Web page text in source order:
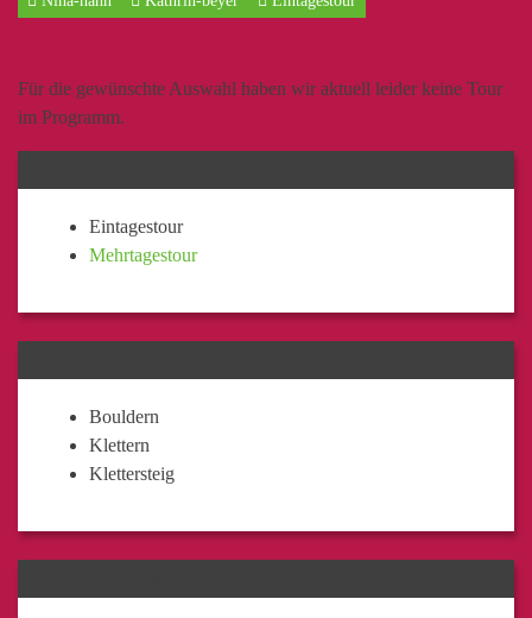
Für die gewünschte Auswahl haben wir aktuell leider keine Tour
im Programm.
Eintagestour
Mehrtagestour
Bouldern
Klettern
Klettersteig